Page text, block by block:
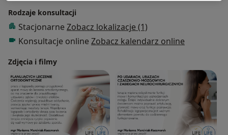
Rodzaje konsultacji
Stacjonarne Zobacz lokalizacje (1)
Konsultacje online Zobacz kalendarz online
Zdjęcia i filmy